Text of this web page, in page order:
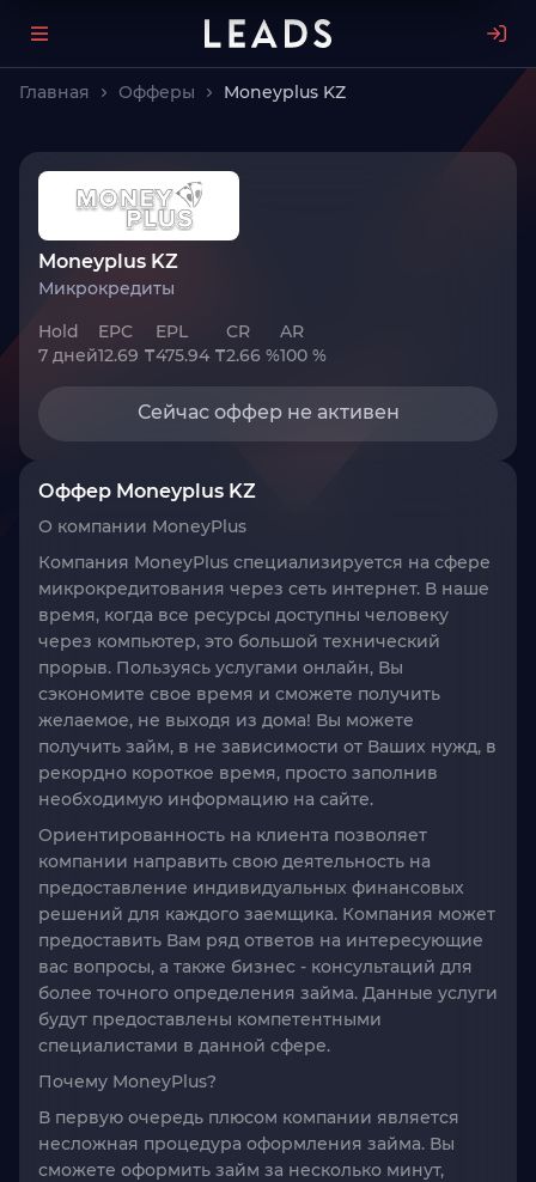
Главная Офферы Moneyplus KZ
Moneyplus KZ
Микрокредиты
Hold
7 дней
EPC
12.69 ₸
EPL
475.94 ₸
CR
2.66 %
AR
100 %
Сейчас оффер не активен
Оффер Moneyplus KZ
О компании MoneyPlus
Компания MoneyPlus специализируется на сфере
микрокредитования через сеть интернет. В наше
время, когда все ресурсы доступны человеку
через компьютер, это большой технический
прорыв. Пользуясь услугами онлайн, Вы
сэкономите свое время и сможете получить
желаемое, не выходя из дома! Вы можете
получить займ, в не зависимости от Ваших нужд, в
рекордно короткое время, просто заполнив
необходимую информацию на сайте.
Ориентированность на клиента позволяет
компании направить свою деятельность на
предоставление индивидуальных финансовых
решений для каждого заемщика. Компания может
предоставить Вам ряд ответов на интересующие
вас вопросы, а также бизнес - консультаций для
более точного определения займа. Данные услуги
будут предоставлены компетентными
специалистами в данной сфере.
Почему MoneyPlus?
В первую очередь плюсом компании является
несложная процедура оформления займа. Вы
сможете оформить займ за несколько минут,